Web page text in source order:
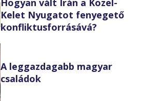
Kelet Nyugatot fenyegető
konfliktusforrásává?
A leggazdagabb magyar
családok